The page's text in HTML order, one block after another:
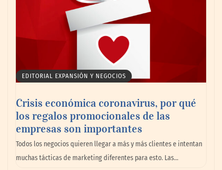
La omnicanalidad redefine la forma de
planear viajes en México
EDITORIAL EXPANSIÓN Y NEGOCIOS
Crisis económica coronavirus, por qué
los regalos promocionales de las
empresas son importantes
Todos los negocios quieren llegar a más y más clientes e intentan
muchas tácticas de marketing diferentes para esto. Las…